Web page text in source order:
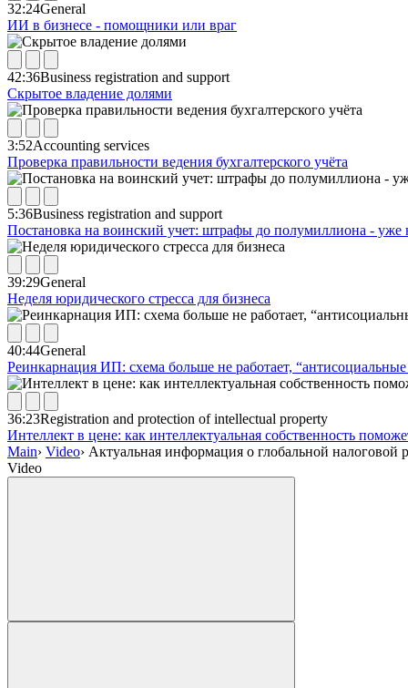
32:24General
ИИ в бизнесе - помощники или враг
42:36Business registration and support
Скрытое владение долями
3:52Accounting services
Проверка правильности ведения бухгалтерского учёта
5:36Business registration and support
Постановка на воинский учет: штрафы до полумиллиона - уже
39:29General
Неделя юридического стресса для бизнеса
40:44General
Реинкарнация ИП: схема больше не работает,
36:23Registration and protection of intellectual property
Интеллект в цене: как интеллектуальная собственность
Main› Video› Актуальная информация о глобальной налоговой
Video